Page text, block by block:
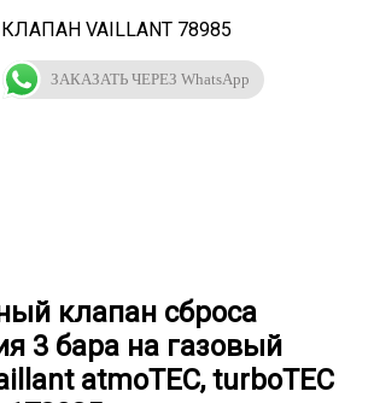
VAILLANT 78985
ЗАКАЗАТЬ ЧЕРЕЗ WhatsApp
клапан сброса
3 бара на газовый
atmoTEC, turboTEC